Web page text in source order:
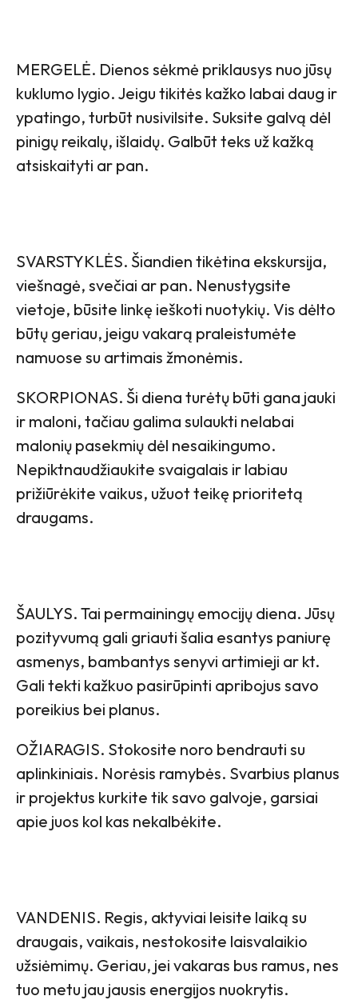
MERGELĖ. Dienos sėkmė priklausys nuo jūsų
kuklumo lygio. Jeigu tikitės kažko labai daug ir
ypatingo, turbūt nusivilsite. Suksite galvą dėl
pinigų reikalų, išlaidų. Galbūt teks už kažką
atsiskaityti ar pan.
SVARSTYKLĖS. Šiandien tikėtina ekskursija,
viešnagė, svečiai ar pan. Nenustygsite
vietoje, būsite linkę ieškoti nuotykių. Vis dėlto
būtų geriau, jeigu vakarą praleistumėte
namuose su artimais žmonėmis.
SKORPIONAS. Ši diena turėtų būti gana jauki
ir maloni, tačiau galima sulaukti nelabai
malonių pasekmių dėl nesaikingumo.
Nepiktnaudžiaukite svaigalais ir labiau
prižiūrėkite vaikus, užuot teikę prioritetą
draugams.
ŠAULYS. Tai permainingų emocijų diena. Jūsų
pozityvumą gali griauti šalia esantys paniurę
asmenys, bambantys senyvi artimieji ar kt.
Gali tekti kažkuo pasirūpinti apribojus savo
poreikius bei planus.
OŽIARAGIS. Stokosite noro bendrauti su
aplinkiniais. Norėsis ramybės. Svarbius planus
ir projektus kurkite tik savo galvoje, garsiai
apie juos kol kas nekalbėkite.
VANDENIS. Regis, aktyviai leisite laiką su
draugais, vaikais, nestokosite laisvalaikio
užsiėmimų. Geriau, jei vakaras bus ramus, nes
tuo metu jau jausis energijos nuokrytis.